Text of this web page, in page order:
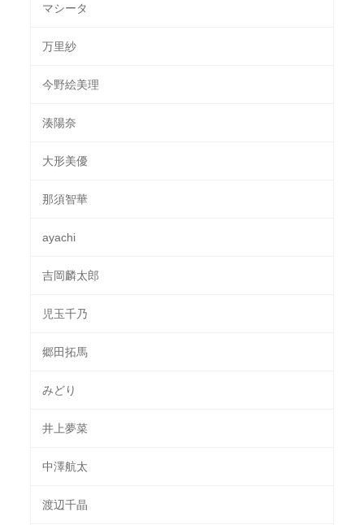
マシータ
万里紗
今野絵美理
湊陽奈
大形美優
那須智華
ayachi
吉岡麟太郎
児玉千乃
郷田拓馬
みどり
井上夢菜
中澤航太
渡辺千晶